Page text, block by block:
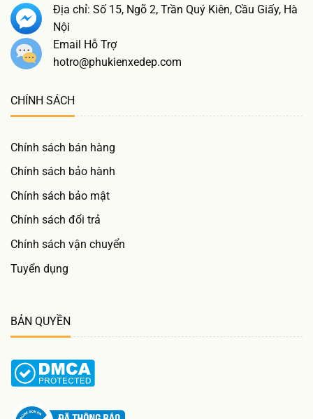
Địa chỉ: Số 15, Ngõ 2, Trần Quý Kiên, Cầu Giấy, Hà
Nội
Email Hỗ Trợ
hotro@phukienxedep.com
CHÍNH SÁCH
Chính sách bán hàng
Chính sách bảo hành
Chính sách bảo mật
Chính sách đổi trả
Chính sách vận chuyển
Tuyển dụng
BẢN QUYỀN